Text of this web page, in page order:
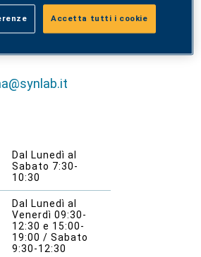
Dal Lunedì al
Sabato 7:30-
10:30
Dal Lunedì al
Venerdì 09:30-
12:30 e 15:00-
19:00 / Sabato
9:30-12:30
Accetta tutti i cookie